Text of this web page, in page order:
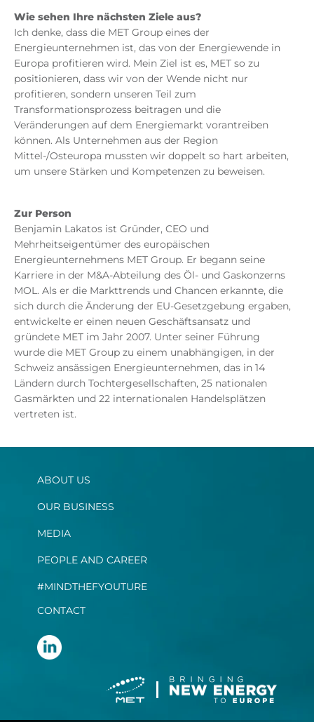
Wie sehen Ihre nächsten Ziele aus?
Ich denke, dass die MET Group eines der
Energieunternehmen ist, das von der Energiewende in
Europa profitieren wird. Mein Ziel ist es, MET so zu
positionieren, dass wir von der Wende nicht nur
profitieren, sondern unseren Teil zum
Transformationsprozess beitragen und die
Veränderungen auf dem Energiemarkt vorantreiben
können. Als Unternehmen aus der Region
Mittel-/Osteuropa mussten wir doppelt so hart arbeiten,
um unsere Stärken und Kompetenzen zu beweisen.
Zur Person
Benjamin Lakatos ist Gründer, CEO und
Mehrheitseigentümer des europäischen
Energieunternehmens MET Group. Er begann seine
Karriere in der M&A-Abteilung des Öl- und Gaskonzerns
MOL. Als er die Markttrends und Chancen erkannte, die
sich durch die Änderung der EU-Gesetzgebung ergaben,
entwickelte er einen neuen Geschäftsansatz und
gründete MET im Jahr 2007. Unter seiner Führung
wurde die MET Group zu einem unabhängigen, in der
Schweiz ansässigen Energieunternehmen, das in 14
Ländern durch Tochtergesellschaften, 25 nationalen
Gasmärkten und 22 internationalen Handelsplätzen
vertreten ist.
ABOUT US
OUR BUSINESS
MEDIA
PEOPLE AND CAREER
#MINDTHEFYOUTURE
CONTACT